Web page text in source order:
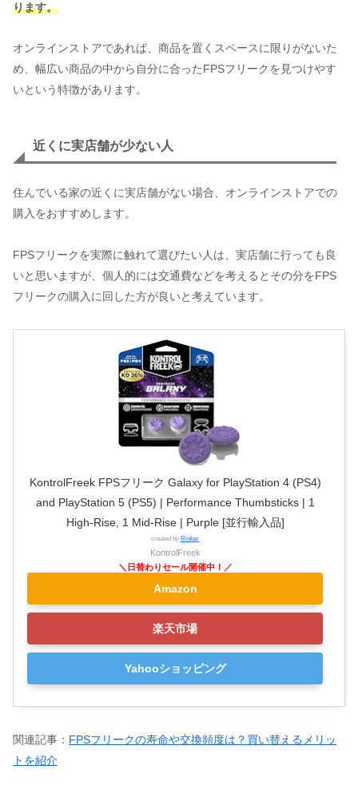
ります。
オンラインストアであれば、商品を置くスペースに限りがないた
め、幅広い商品の中から自分に合ったFPSフリークを見つけやす
いという特徴があります。
近くに実店舗が少ない人
住んでいる家の近くに実店舗がない場合、オンラインストアでの
購入をおすすめします。
FPSフリークを実際に触れて選びたい人は、実店舗に行っても良
いと思いますが、個人的には交通費などを考えるとその分をFPS
フリークの購入に回した方が良いと考えています。
KontrolFreek FPSフリーク Galaxy for PlayStation 4 (PS4)
and PlayStation 5 (PS5) | Performance Thumbsticks | 1
High-Rise, 1 Mid-Rise | Purple [並行輸入品]
created by Rinker
KontrolFreek
Amazon
楽天市場
Yahooショッピング
関連記事： FPSフリークの寿命や交換頻度は？買い替えるメリッ
トを紹介